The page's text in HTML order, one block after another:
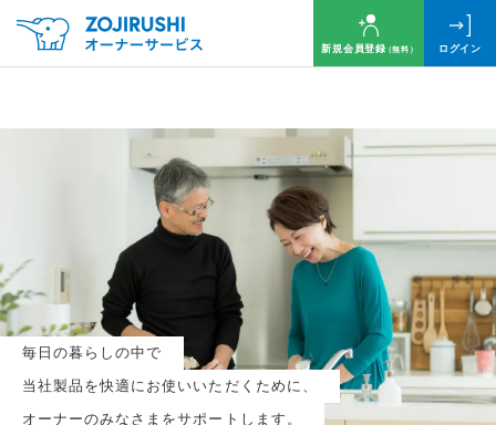
新規会員登録（無料） ログイン
毎日の暮らしの中で
当社製品を快適にお使いいただくために、
オーナーのみなさまをサポートします。
毎月抽選で 名様に
円分のQUOカードプレゼント！
新規会員登録（無料）
ログイン
※新規会員登録または追加製品登録をいただいた方が対象です